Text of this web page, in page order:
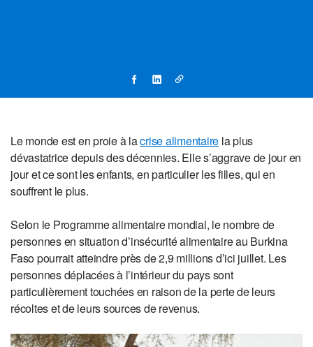
Le monde est en proie à lacrise alimentaire la plus
dévastatrice depuis des décennies. Elle s’aggrave de jour en
jour et ce sont les enfants, en particulier les filles, qui en
souffrent le plus.
Selon le Programme alimentaire mondial, le nombre de
personnes en situation d’insécurité alimentaire au Burkina
Faso pourrait atteindre près de 2,9 millions d’ici juillet. Les
personnes déplacées à l’intérieur du pays sont
particulièrement touchées en raison de la perte de leurs
récoltes et de leurs sources de revenus.